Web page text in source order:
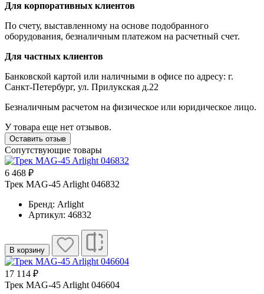
Для корпоративных клиентов
По счету, выставленному на основе подобранного
оборудования, безналичным платежом на расчетный счет.
Для частных клиентов
Банковской картой или наличными в офисе по адресу: г.
Санкт-Петербург, ул. Прилукская д.22
Безналичным расчетом на физическое или юридическое лицо.
У товара еще нет отзывов.
Оставить отзыв
Сопутствующие товары
6 468 ₽
Трек MAG-45 Arlight 046832
Бренд: Arlight
Артикул: 46832
В корзину
17 114 ₽
Трек MAG-45 Arlight 046604